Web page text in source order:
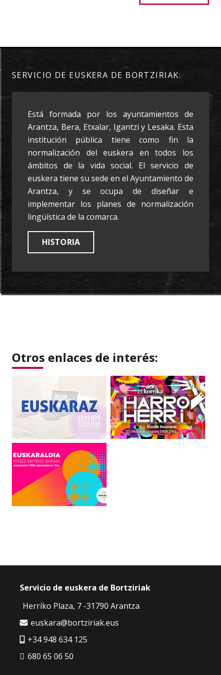
SERVICIO DE EUSKERA DE BORTZIRIAK:
Está formada por los ayuntamientos de
Arantza, Bera, Etxalar, Igantzi y Lesaka. Esta
institución pública tiene como fin la
normalización del euskera en todos los
ámbitos de la vida social. El servicio de
euskera tiene su sede en el Ayuntamiento de
Arantza, y se ocupa de diseñar e
implementar los planes de normalización
lingüística de la comarca.
HISTORIA
Otros enlaces de interés:
Servicio de euskera de Bortziriak
Herriko Plaza, 7 -31790 Arantza
euskara@bortziriak.eus
+34 948 634 125
680 65 06 50